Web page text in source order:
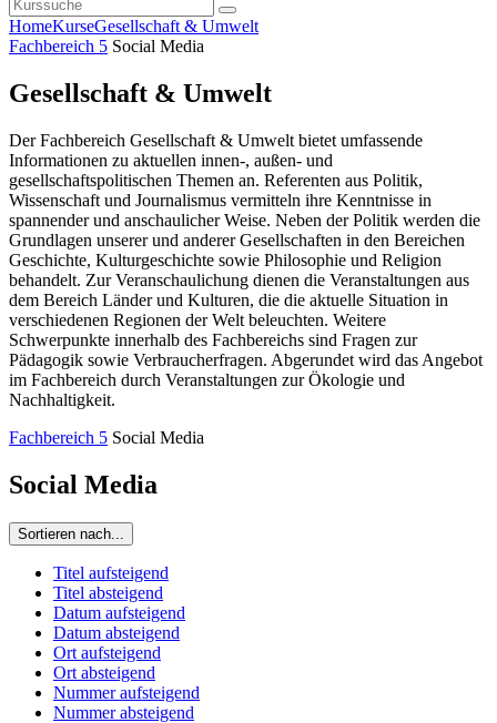
HomeKurseGesellschaft & Umwelt
Fachbereich 5 Social Media
Gesellschaft & Umwelt
Der Fachbereich Gesellschaft & Umwelt bietet umfassende
Informationen zu aktuellen innen-, außen- und
gesellschaftspolitischen Themen an. Referenten aus Politik,
Wissenschaft und Journalismus vermitteln ihre Kenntnisse in
spannender und anschaulicher Weise. Neben der Politik werden die
Grundlagen unserer und anderer Gesellschaften in den Bereichen
Geschichte, Kulturgeschichte sowie Philosophie und Religion
behandelt. Zur Veranschaulichung dienen die Veranstaltungen aus
dem Bereich Länder und Kulturen, die die aktuelle Situation in
verschiedenen Regionen der Welt beleuchten. Weitere
Schwerpunkte innerhalb des Fachbereichs sind Fragen zur
Pädagogik sowie Verbraucherfragen. Abgerundet wird das Angebot
im Fachbereich durch Veranstaltungen zur Ökologie und
Nachhaltigkeit.
Fachbereich 5 Social Media
Social Media
Sortieren nach...
Titel aufsteigend
Titel absteigend
Datum aufsteigend
Datum absteigend
Ort aufsteigend
Ort absteigend
Nummer aufsteigend
Nummer absteigend